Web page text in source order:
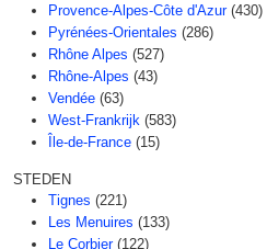
Provence-Alpes-Côte d'Azur (430)
Pyrénées-Orientales (286)
Rhône Alpes (527)
Rhône-Alpes (43)
Vendée (63)
West-Frankrijk (583)
Île-de-France (15)
STEDEN
Tignes (221)
Les Menuires (133)
Le Corbier (122)